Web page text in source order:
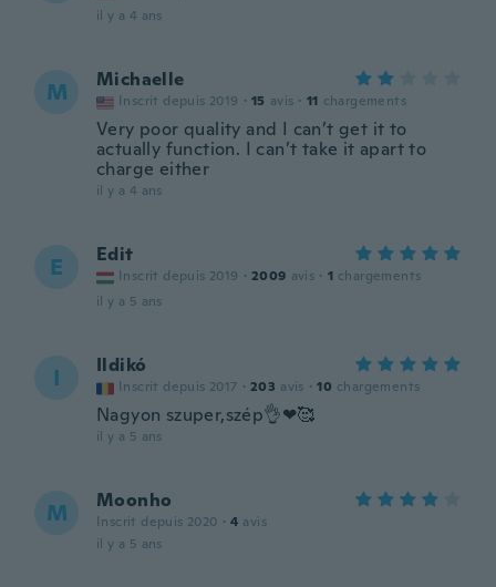
il y a 4 ans
M Michaelle
Inscrit depuis 2019 · 15 avis · 11 chargements
Very poor quality and I can’t get it to
actually function. I can’t take it apart to
charge either
il y a 4 ans
E Edit
Inscrit depuis 2019 · 2009 avis · 1 chargements
il y a 5 ans
I Ildikó
Inscrit depuis 2017 · 203 avis · 10 chargements
Nagyon szuper,szép👌❤🥰
il y a 5 ans
M Moonho
Inscrit depuis 2020 · 4 avis
il y a 5 ans